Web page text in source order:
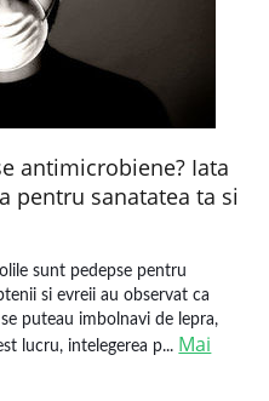
antimicrobiene? Iata
pentru sanatatea ta si
sunt pedepse pentru
si evreii au observat ca
puteau imbolnavi de lepra,
lucru, intelegerea p... Mai